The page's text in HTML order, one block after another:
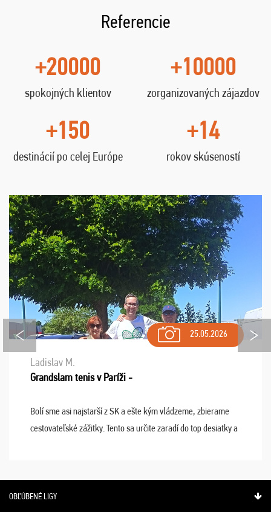
Referencie
+20000
spokojných klientov
+10000
zorganizovaných zájazdov
+150
destinácií po celej Európe
+14
rokov skúseností
25.05.2026
Ladislav M.
Grandslam tenis v Paríži -
Bolí sme asi najstarší z SK a ešte kým vládzeme, zbierame
cestovateľské zážitky. Tento sa určite zaradí do top desiatky a
OBĽÚBENÉ LIGY